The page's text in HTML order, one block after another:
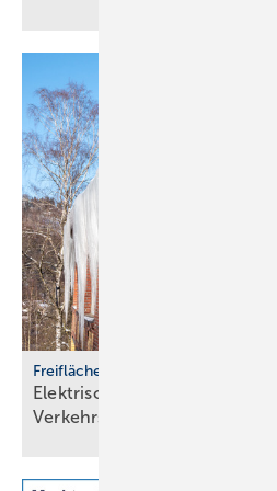
Freiflächenheizungen
Elektrische Heizsysteme
Ver­kehrs­siche­rungs­pflicht